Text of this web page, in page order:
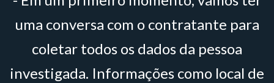
uma conversa com o contratante para
coletar todos os dados da pessoa
investigada. Informações como local de